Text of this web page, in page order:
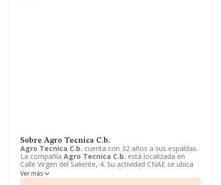
Sobre Agro Tecnica C.b.
Agro Tecnica C.b. cuenta con 32 años a sus espaldas.
La compañía Agro Tecnica C.b. está localizada en
Calle Virgen del Saliente, 4. Su actividad CNAE se ubica
dentro de 7120 - Ensayos y análisis técnicos.
Tecnica C.b.tiene un modelo de sociedad Comunidad
Ver más